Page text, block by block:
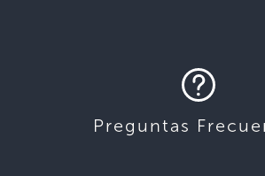
Preguntas